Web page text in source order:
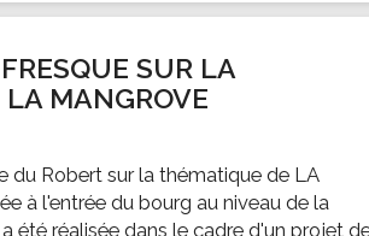
SUR LA
MANGROVE
du Robert sur la thématique de LA
à l'entrée du bourg au niveau de la
été réalisée dans le cadre d'un projet